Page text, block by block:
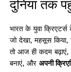
दुनिया तक
भारत के युवा क्रिएटर्स
जो देखा, महसूस
तो आज ही कदम
बनाएं, और अपनी